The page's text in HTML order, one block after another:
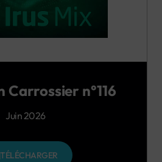
Carrossier n°116
Juin 2026
TÉLÉCHARGER